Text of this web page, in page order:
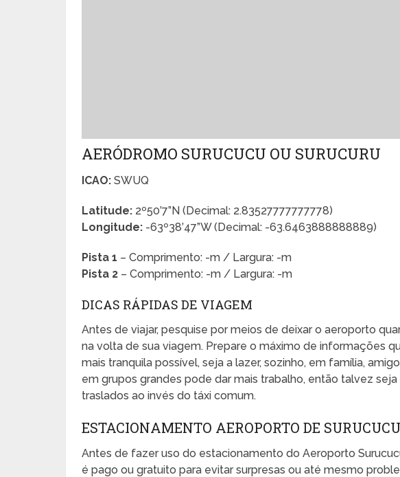
AERÓDROMO SURUCUCU OU SURUCURU
ICAO: SWUQ
Latitude: 2º50’7”N (Decimal: 2.83527777777778)
Longitude: -63º38’47”W (Decimal: -63.6463888888889)
Pista 1 – Comprimento: -m / Largura: -m
Pista 2 – Comprimento: -m / Largura: -m
DICAS RÁPIDAS DE VIAGEM
Antes de viajar, pesquise por meios de deixar o aeroporto
na volta de sua viagem. Prepare o máximo de informações
mais tranquila possível, seja a lazer, sozinho, em família,
em grupos grandes pode dar mais trabalho, então talvez
traslados ao invés do táxi comum.
ESTACIONAMENTO AEROPORTO DE
Antes de fazer uso do estacionamento do Aeroporto
é pago ou gratuito para evitar surpresas ou até mesmo